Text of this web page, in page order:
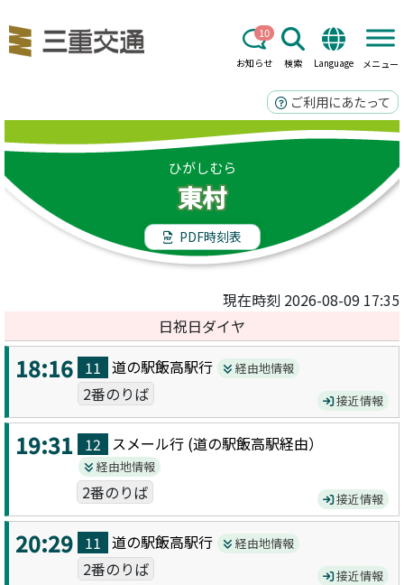
お知らせ
10
検索 Language メニュー
ご利用にあたって
ひがしむら
東村
PDF時刻表
現在時刻 2026-08-09 17:35
日祝日ダイヤ
18:16 11 道の駅飯高駅行 経由地情報
2番のりば 接近情報
19:31 12 スメール行 (道の駅飯高駅経由）
経由地情報
2番のりば 接近情報
20:29 11 道の駅飯高駅行 経由地情報
2番のりば 接近情報